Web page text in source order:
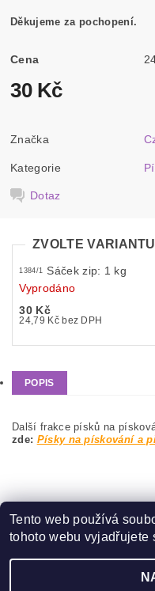
Děkujeme za pochopení.
Cena
30 Kč
Značka
Kategorie
Dotaz
ZVOLTE VARIANTU
1384/1 Sáček zip: 1 kg
Vyprodáno
30 Kč
24,79 Kč bez DPH
POPIS
Další frakce písků na
zde: Písky na pískování a
Tento web používá
tohoto webu vyjadřujete